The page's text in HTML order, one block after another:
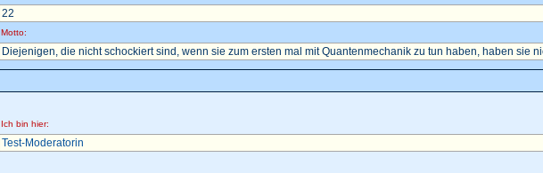
22
Motto:
Diejenigen, die nicht schockiert sind, wenn sie zum ersten mal mit Quantenmechanik zu tun haben, haben sie
Ich bin hier:
Test-Moderatorin